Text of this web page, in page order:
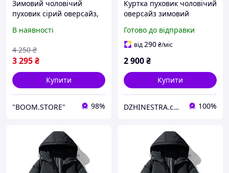
Зимовий чоловічий
пуховик сірий оверсайз,
куртка сірого кольору без
(відбивна)
В наявності
3 295₴
4 250 ₴
Купити
"BOOM.STORE" 98%
Куртка пуховик чоловічий
оверсайз зимовий
Готово до відправки
від290₴/міс
2 900₴
Купити
DZHINESTRA.com.ua Інтернет-магазин 100%